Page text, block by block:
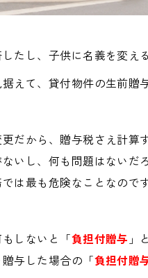
たし、子供に名義を変え
えて、貸付物件の生前贈
だから、贈与税さえ計
いし、何も問題はないだ
は最も危険なことなのです
しないと「負担付贈与 」
与した場合の「負担付贈